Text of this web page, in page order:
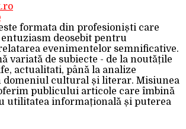
formata din profesioniști care
deosebit pentru
evenimentelor semnificative.
variată de subiecte - de la noutățile
actualitati, până la analize
domeniul cultural și literar. Misiunea
publicului articole care îmbină
utilitatea informațională și puterea